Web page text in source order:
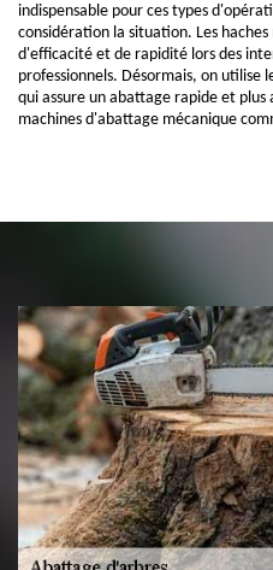
indispensable pour ces types
considération la situation. Les
d'efficacité et de rapidité lors des
professionnels. Désormais, on utilise
qui assure un abattage rapide et plus
machines d'abattage mécanique